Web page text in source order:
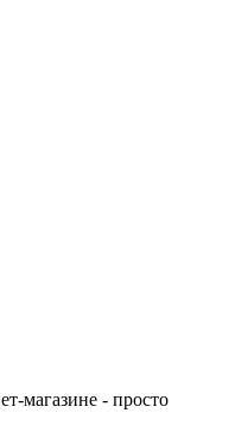
магазине - просто